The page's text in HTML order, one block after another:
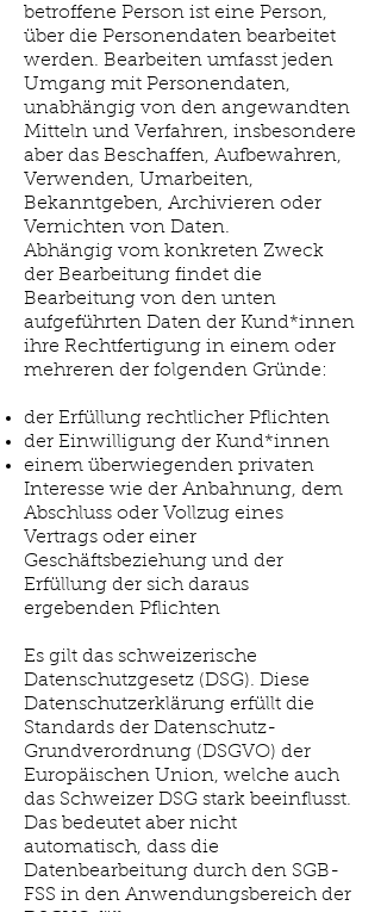
betroffene Person ist eine Person,
über die Personendaten bearbeitet
werden. Bearbeiten umfasst jeden
Umgang mit Personendaten,
unabhängig von den angewandten
Mitteln und Verfahren, insbesondere
aber das Beschaffen, Aufbewahren,
Verwenden, Umarbeiten,
Bekanntgeben, Archivieren oder
Vernichten von Daten.
Abhängig vom konkreten Zweck
der Bearbeitung findet die
Bearbeitung von den unten
aufgeführten Daten der Kund*innen
ihre Rechtfertigung in einem oder
mehreren der folgenden Gründe:
der Erfüllung rechtlicher Pflichten
der Einwilligung der Kund*innen
einem überwiegenden privaten
Interesse wie der Anbahnung, dem
Abschluss oder Vollzug eines
Vertrags oder einer
Geschäftsbeziehung und der
Erfüllung der sich daraus
ergebenden Pflichten
Es gilt das schweizerische
Datenschutzgesetz (DSG). Diese
Datenschutzerklärung erfüllt die
Standards der Datenschutz-
Grundverordnung (DSGVO) der
Europäischen Union, welche auch
das Schweizer DSG stark beeinflusst.
Das bedeutet aber nicht
automatisch, dass die
Datenbearbeitung durch den SGB-
FSS in den Anwendungsbereich der